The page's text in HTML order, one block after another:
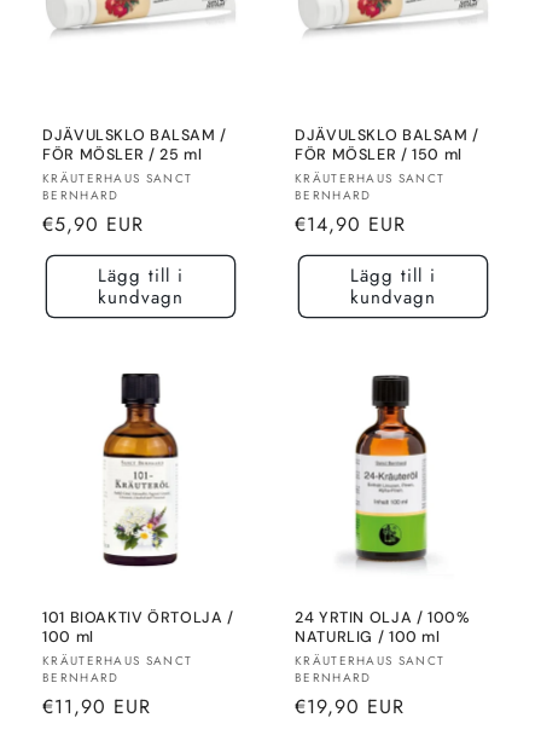
DJÄVULSKLO BALSAM /
FÖR MÖSLER / 25 ml
Säljare:
KRÄUTERHAUS SANCT
BERNHARD
Normalt
pris
€5,90 EUR
Lägg till i
kundvagn
DJÄVULSKLO BALSAM /
FÖR MÖSLER / 150 ml
Säljare:
KRÄUTERHAUS SANCT
BERNHARD
Normalt
pris
€14,90 EUR
Lägg till i
kundvagn
101 BIOAKTIV ÖRTOLJA /
100 ml
Säljare:
KRÄUTERHAUS SANCT
BERNHARD
Normalt
€11,90 EUR
24 YRTIN OLJA / 100%
NATURLIG / 100 ml
Säljare:
KRÄUTERHAUS SANCT
BERNHARD
Normalt
€19,90 EUR